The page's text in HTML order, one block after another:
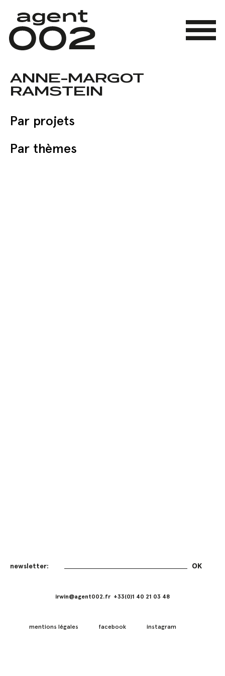
main
content
Menu
ANNE-MARGOT
RAMSTEIN
Par projets
Par thèmes
irwin@agent002.fr +33(0)1 40 21 03 48
mentions légales facebook instagram